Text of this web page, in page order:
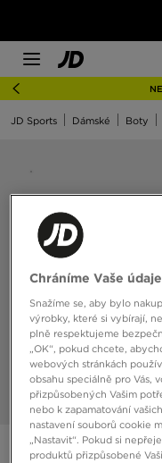
JD Sports Dámské Boty
NIKE CALM
Chráníme Vaše údaje
Snažíme se, aby bylo
výrobky, které si vybírají,
plně respektujeme
„OK“, pokud chcete,
webových stránkách
obsahu speciálně pro Vás,
přizpůsobených Vašim
nebo k zapamatování
nastavení souborů cookie
„Nastavit“. Pokud si
produktů přizpůsobené